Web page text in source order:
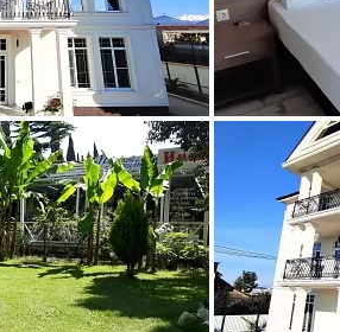
+7 495 215 5755 доб.5
+7 925-903-05-93